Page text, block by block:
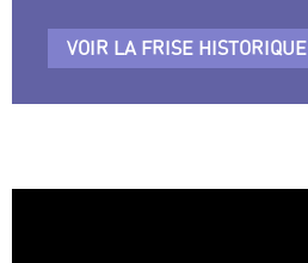
VOIR LA FRISE HISTORIQUE